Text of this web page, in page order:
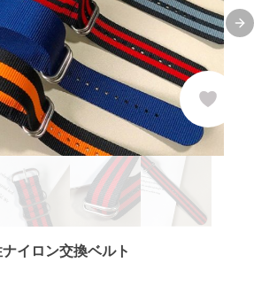
イロン交換ベルト